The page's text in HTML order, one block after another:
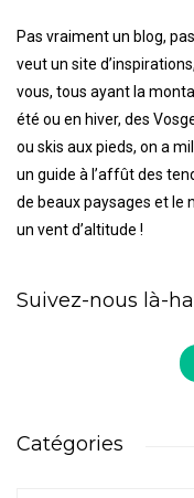
Pas vraiment un blog,
veut un site
vous, tous ayant la
été ou en hiver, des
ou skis aux pieds, on a
un guide à l’affût des
de beaux paysages et le
un vent d’altitude !
Suivez-nous là-
Catégories